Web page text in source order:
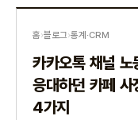
홈›블로그›통계·CRM
카카오톡 채널
응대하던 카페
4가지